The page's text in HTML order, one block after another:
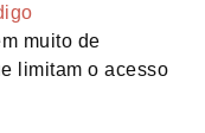
muito de
limitam o acesso